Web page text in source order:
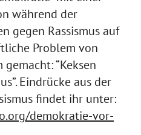
während der
gegen Rassismus auf
Problem von
gemacht: “Keksen
Eindrücke aus der
findet ihr unter:
demokratie-vor-